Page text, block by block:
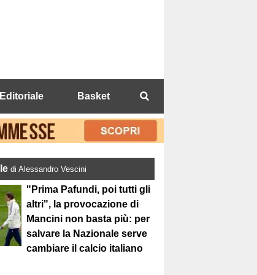
Editoriale Basket
di Alessandro Vescini
"Prima Pafundi, poi tutti gli
altri", la provocazione di
Mancini non basta più: per
salvare la Nazionale serve
cambiare il calcio italiano